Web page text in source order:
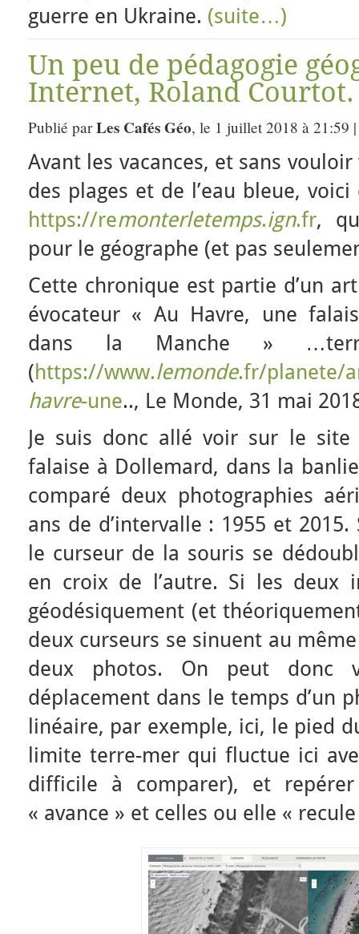
guerre en Ukraine. (suite…)
Un peu de pédagogie
Internet, Roland Courtot.
Publié parLes Cafés Géo, le 1 juillet 2018 à 21:59
Avant les vacances, et sans vouloir
des plages et de l’eau bleue,
https://remonterletemps.ign.fr,
pour le géographe (et pas
Cette chronique est partie d’un
évocateur « Au Havre, une
dans la Manche »
(https://www.lemonde.fr/planete/
havre-une.., Le Monde, 31 mai
Je suis donc allé voir sur le site
falaise à Dollemard, dans la
comparé deux photographies
ans de d’intervalle : 1955 et 2015.
le curseur de la souris se
en croix de l’autre. Si les deux
géodésiquement (et
deux curseurs se sinuent au
deux photos. On peut donc
déplacement dans le temps d’un
linéaire, par exemple, ici, le pied
limite terre-mer qui fluctue ici
difficile à comparer), et
« avance » et celles ou elle «